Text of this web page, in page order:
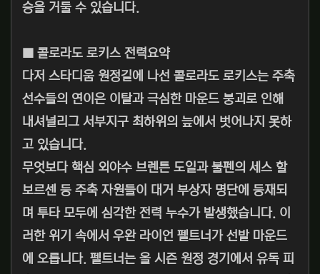
승을 거둘 수 있습니다.
■ 콜로라도 로키스 전력요약
다저 스타디움 원정길에 나선 콜로라도 로키스는 주축
선수들의 연이은 이탈과 극심한 마운드 붕괴로 인해
내셔널리그 서부지구 최하위의 늪에서 벗어나지 못하
고 있습니다.
무엇보다 핵심 외야수 브렌튼 도일과 불펜의 세스 할
보르센 등 주축 자원들이 대거 부상자 명단에 등재되
며 투타 모두에 심각한 전력 누수가 발생했습니다. 이
러한 위기 속에서 우완 라이언 펠트너가 선발 마운드
에 오릅니다. 펠트너는 올 시즌 원정 경기에서 유독 피